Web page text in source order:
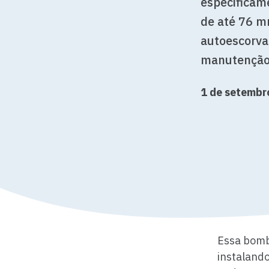
de até 76
1 de
Essa